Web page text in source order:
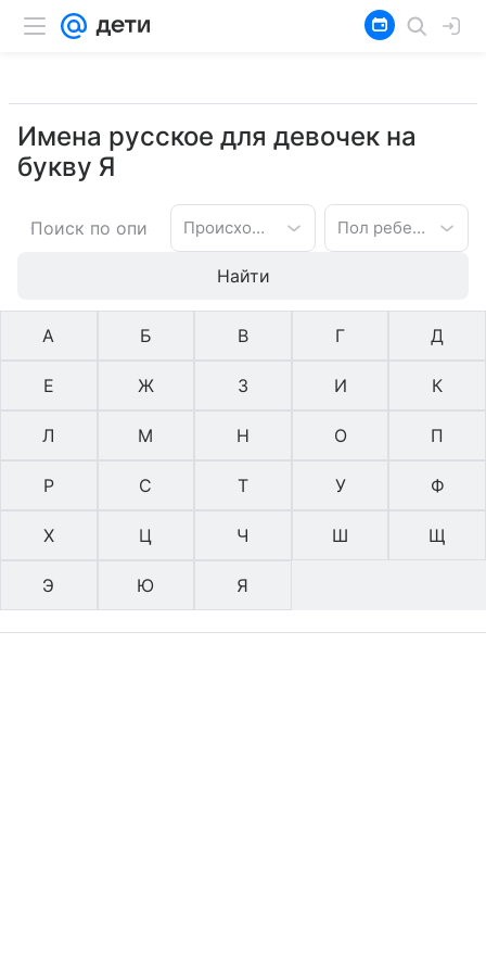
Имена русское для девочек на
букву Я
Происхождение имени Пол ребенка
Найти
А Б В Г Д
Е Ж З И К
Л М Н О П
Р С Т У Ф
Х Ц Ч Ш Щ
Э Ю Я